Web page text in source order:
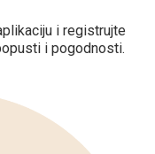
i registrujte
i pogodnosti.